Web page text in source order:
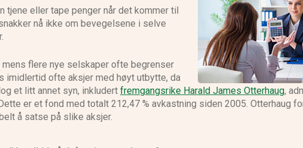
tjene eller tape penger når det kommer til
nå ikke om bevegelsene i selve
flere nye selskaper ofte begrenser
imidlertid ofte aksjer med høyt utbytte, da
et litt annet syn, inkludert fremgangsrike Harald James Otterhaug,
er et fond med totalt 212,47 % avkastning siden 2005. Otterhaug
å satse på slike aksjer.